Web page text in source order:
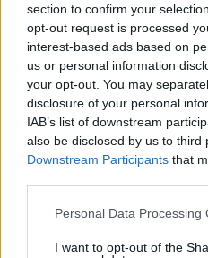
section to confirm your
opt-out request is processed
interest-based ads based on
us or personal information
your opt-out. You may
disclosure of your personal
IAB’s list of downstream
also be disclosed by us to third
Downstream Participants that
Please note that this website/
not limited to your visit or
Personal Data Processing
I want to opt-out of the
Για ανθρωποκτονία από
κατηγορούνται οι γονείς του
και ο ιδιοκτήτης του beach bar
Πάρο: Πώς έγινε η τραγωδία
08.08.2026, 21:22
από την Ελπίδα της
Καταγγέλλει μεθοδευμένη